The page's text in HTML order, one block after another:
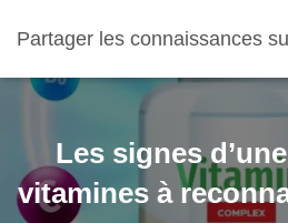
Partager les connaissances
Les signes
vitamines à